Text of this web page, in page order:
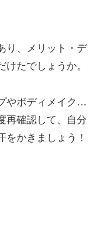
り、メリット・デ
たでしょうか。
やボディメイク…
再確認して、自分
をかきましょう！